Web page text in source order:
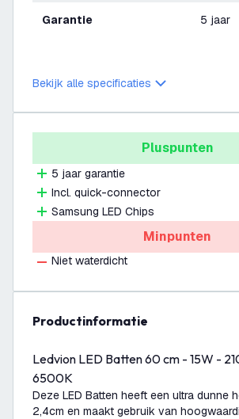
Garantie 5 jaar
Bekijk alle specificaties
Pluspunten
5 jaar garantie
Incl. quick-connector
Samsung LED Chips
Minpunten
Niet waterdicht
productinformatie
Ledvion LED Batten 60 cm - 15W -
6500K
Deze LED Batten heeft een ultra dunne
2,4cm en maakt gebruik van